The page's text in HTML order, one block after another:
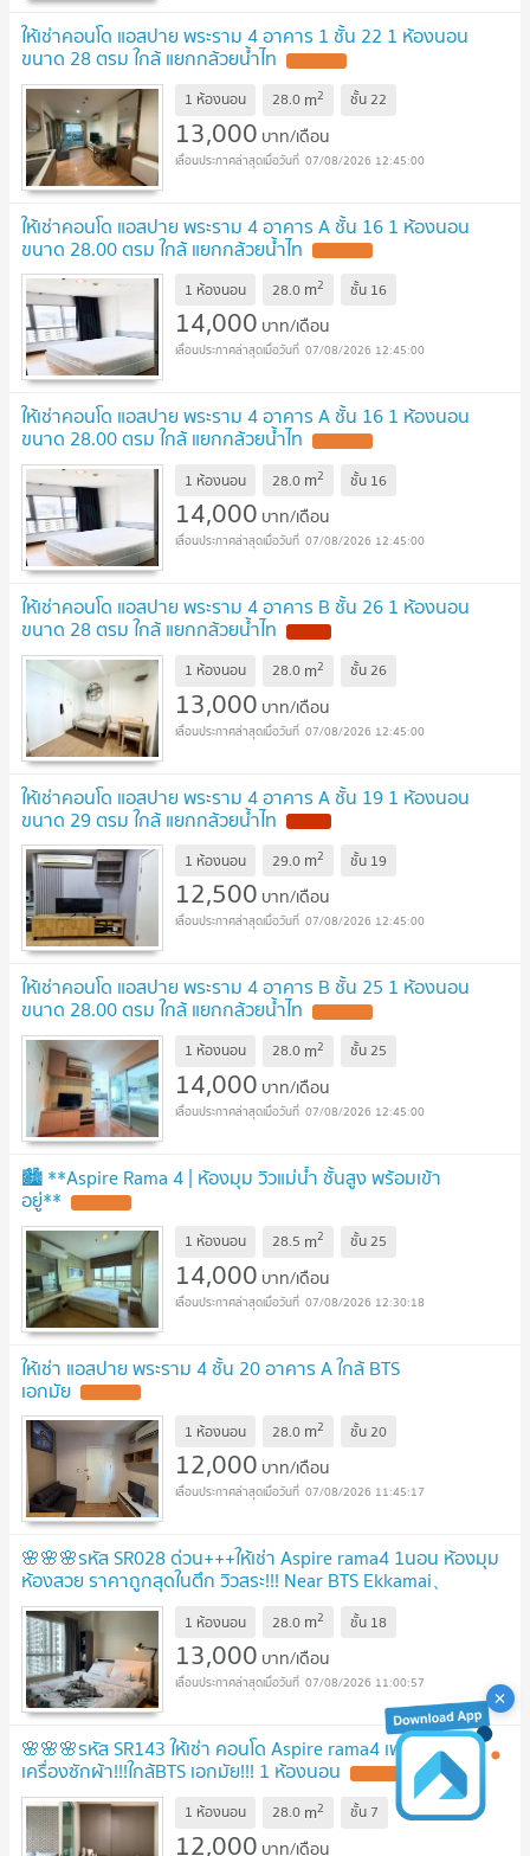
ให้เช่าคอนโด แอสปาย พระราม 4 อาคาร 1 ชั้น 22 1 ห้องนอน
ขนาด 28 ตรม ใกล้ แยกกล้วยน้ำไท
1 ห้องนอน 28.0 m2 ชั้น22
13,000 บาท/เดือน
07/08/2026 12:45:00
ให้เช่าคอนโด แอสปาย พระราม 4 อาคาร A ชั้น 16 1 ห้องนอน
ขนาด 28.00 ตรม ใกล้ แยกกล้วยน้ำไท
1 ห้องนอน 28.0 m2 ชั้น 16
14,000 บาท/เดือน
07/08/2026 12:45:00
ให้เช่าคอนโด แอสปาย พระราม 4 อาคาร A ชั้น 16 1 ห้องนอน
ขนาด 28.00 ตรม ใกล้ แยกกล้วยน้ำไท
1 ห้องนอน 28.0 m2 ชั้น 16
14,000 บาท/เดือน
07/08/2026 12:45:00
ให้เช่าคอนโด แอสปาย พระราม 4 อาคาร B ชั้น 26 1 ห้องนอน
ขนาด 28 ตรม ใกล้ แยกกล้วยน้ำไท
1 ห้องนอน 28.0 m2 ชั้น26
13,000 บาท/เดือน
07/08/2026 12:45:00
ให้เช่าคอนโด แอสปาย พระราม 4 อาคาร A ชั้น 19 1 ห้องนอน
ขนาด 29 ตรม ใกล้ แยกกล้วยน้ำไท
1 ห้องนอน 29.0 m2 ชั้น 19
12,500 บาท/เดือน
07/08/2026 12:45:00
ให้เช่าคอนโด แอสปาย พระราม 4 อาคาร B ชั้น 25 1 ห้องนอน
ขนาด 28.00 ตรม ใกล้ แยกกล้วยน้ำไท
1 ห้องนอน 28.0 m2 ชั้น25
14,000 บาท/เดือน
07/08/2026 12:45:00
🏙️ **Aspire Rama 4 | ห้องมุม วิวแม่น้ำ ชั้นสูง พร้อมเข้า
อยู่**
1 ห้องนอน 28.5 m2 ชั้น25
14,000 บาท/เดือน
07/08/2026 12:30:18
ให้เช่า แอสปาย พระราม 4 ชั้น 20 อาคาร A ใกล้ BTS
เอกมัย
1 ห้องนอน 28.0 m2 ชั้น20
12,000 บาท/เดือน
07/08/2026 11:45:17
🌸🌸🌸รหัส SR028 ด่วน+++ให้เช่า Aspire rama4 1นอน ห้องมุม
ห้องสวย ราคาถูกสุดในตึก วิวสระ!!! Near BTS Ekkamai、
Bangkok University
1 ห้องนอน 28.0 m2 ชั้น 18
13,000 บาท/เดือน
07/08/2026 11:00:57
🌸🌸🌸รหัส SR143 ให้เช่า คอนโด Aspire rama4 เฟอร์ครบ มี
เครื่องซักผ้า!!!ใกล้BTS เอกมัย!!! 1 ห้องนอน
1 ห้องนอน 28.0 m2 ชั้น 7
12,000 บาท/เดือน